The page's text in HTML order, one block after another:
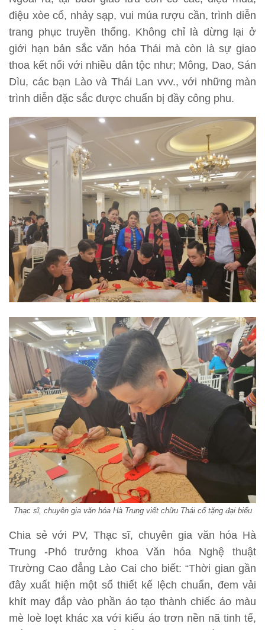
điệu xòe cổ, nhảy sạp, vui múa rượu cần, trình diễn
trang phục truyền thống. Không chỉ là dừng lại ở
giới hạn bản sắc văn hóa Thái mà còn là sự giao
thoa kết nối với nhiều dân tộc như; Mông, Dao, Sán
Dìu, các bạn Lào và Thái Lan vvv., với những màn
trình diễn đặc sắc được chuẩn bị đầy công phu.
Thạc sĩ, chuyên gia văn hóa Hà Trung viết chữu Thái cổ tặng đại biểu
Chia sẻ với PV, Thạc sĩ, chuyên gia văn hóa Hà
Trung -Phó trưởng khoa Văn hóa Nghệ thuật
Trường Cao đẳng Lào Cai cho biết: “Thời gian gần
đây xuất hiện một số thiết kế lệch chuẩn, đem vải
khít may đắp vào phần áo tạo thành chiếc áo màu
mè loè loẹt khác xa với kiểu áo trơn nền nã tinh tế,